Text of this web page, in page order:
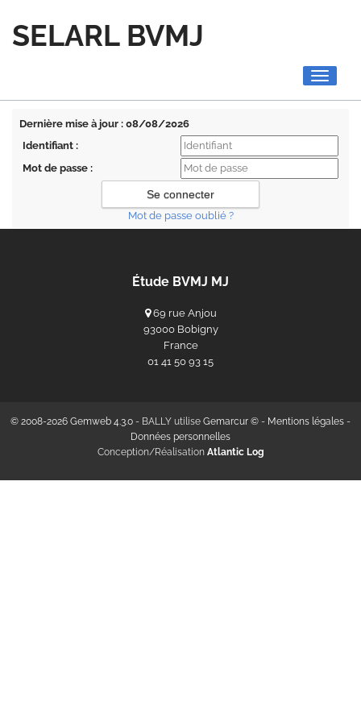
SELARL BVMJ
Toggle
Dernière mise à jour : 08/08/2026
Identifiant :
Mot de passe :
Mot de passe oublié ?
Étude BVMJ MJ
69 rue Anjou
93000 Bobigny
France
‭01 41 50 93 15‬
© 2008-2026 Gemweb 4.3.0 - BALLY utilise Gemarcur © - Mentions légales -
Données personnelles
Conception/Réalisation Atlantic Log